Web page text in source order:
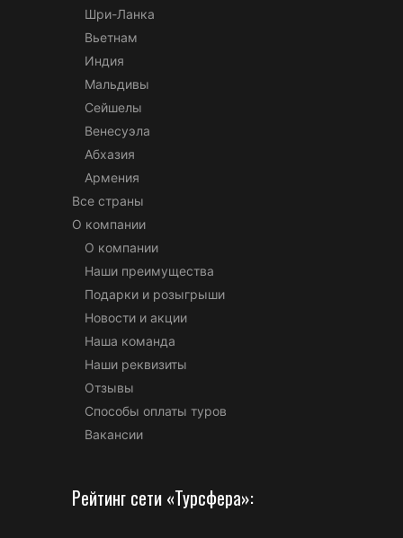
Шри-Ланка
Вьетнам
Индия
Мальдивы
Сейшелы
Венесуэла
Абхазия
Армения
Все страны
О компании
О компании
Наши преимущества
Подарки и розыгрыши
Новости и акции
Наша команда
Наши реквизиты
Отзывы
Способы оплаты туров
Вакансии
Рейтинг сети «Турсфера»: